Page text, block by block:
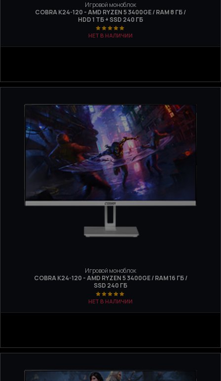
Игровой моноблок
COBRA K24-120 - AMD RYZEN 5 3400GE / RAM 8 ГБ /
HDD 1 ТБ + SSD 240 ГБ
НЕТ В НАЛИЧИИ
Игровой моноблок
COBRA K24-120 - AMD RYZEN 5 3400GE / RAM 16 ГБ /
SSD 240 ГБ
НЕТ В НАЛИЧИИ